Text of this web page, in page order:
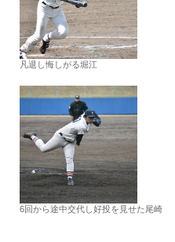
凡退し悔しがる堀江
6回から途中交代し好投を見せた尾崎